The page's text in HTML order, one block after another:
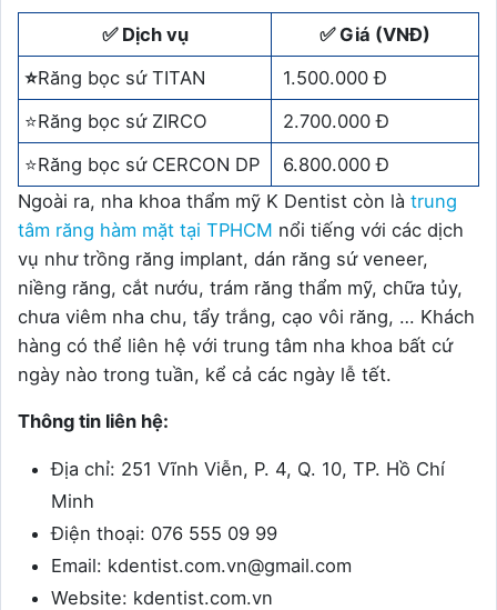
✅ Dịch vụ
✅ Giá (VNĐ)
⭐Răng bọc sứ TITAN
1.500.000 Đ
⭐Răng bọc sứ ZIRCO
2.700.000 Đ
⭐Răng bọc sứ CERCON DP
6.800.000 Đ
Ngoài ra, nha khoa thẩm mỹ K Dentist còn là trung
tâm răng hàm mặt tại TPHCM nổi tiếng với các dịch
vụ như trồng răng implant, dán răng sứ veneer,
niềng răng, cắt nướu, trám răng thẩm mỹ, chữa tủy,
chưa viêm nha chu, tẩy trắng, cạo vôi răng, … Khách
hàng có thể liên hệ với trung tâm nha khoa bất cứ
ngày nào trong tuần, kể cả các ngày lễ tết.
Thông tin liên hệ:
Địa chỉ: 251 Vĩnh Viễn, P. 4, Q. 10, TP. Hồ Chí
Minh
Điện thoại: 076 555 09 99
Email: kdentist.com.vn@gmail.com
Website: kdentist.com.vn